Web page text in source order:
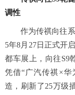
调性
作为传祺向往
5年8月27日正式开
都车展上，向往S9
凭借“广汽传祺×华
造，刷新了25万级